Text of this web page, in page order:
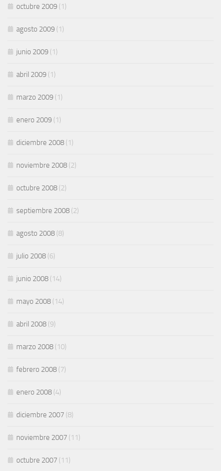
octubre 2009 (1)
agosto 2009 (1)
junio 2009 (1)
abril 2009 (1)
marzo 2009 (1)
enero 2009 (1)
diciembre 2008 (1)
noviembre 2008 (2)
octubre 2008 (2)
septiembre 2008 (2)
agosto 2008 (8)
julio 2008 (6)
junio 2008 (14)
mayo 2008 (14)
abril 2008 (9)
marzo 2008 (10)
febrero 2008 (7)
enero 2008 (4)
diciembre 2007 (8)
noviembre 2007 (11)
octubre 2007 (11)